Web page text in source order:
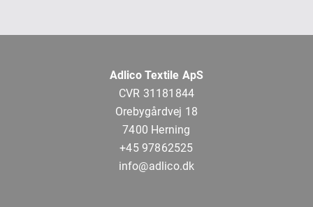
Adlico Textile ApS
CVR 31181844
Orebygårdvej 18
7400 Herning
+45 97862525
info@adlico.dk